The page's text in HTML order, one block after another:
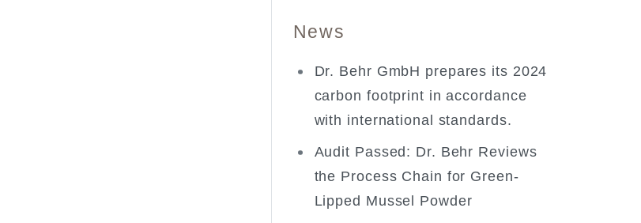
News
Dr. Behr GmbH prepares its 2024
carbon footprint in accordance
with international standards.
Audit Passed: Dr. Behr Reviews
the Process Chain for Green-
Lipped Mussel Powder